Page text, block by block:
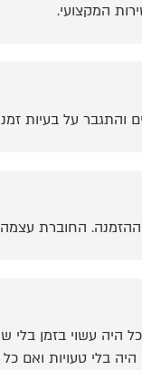
המקצועי.
על בעיות
החוברת עצמה,
עשוי בזמן בלי
בלי טעויות ואם